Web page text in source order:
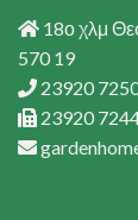
18ο χλμ
570 19
23920
23920